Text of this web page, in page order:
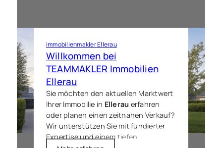
Immobilienmakler Ellerau
Willkommen bei
TEAMMAKLER Immobilien
Ellerau
Sie möchten den aktuellen Marktwert
Ihrer Immobilie in Ellerau erfahren
oder planen einen zeitnahen Verkauf?
Wir unterstützen Sie mit fundierter
Expertise und einem tiefen